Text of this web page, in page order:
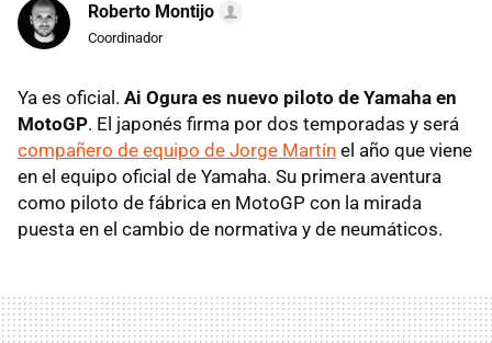
Roberto Montijo
Coordinador
Ya es oficial. Ai Ogura es nuevo piloto de Yamaha en
MotoGP. El japonés firma por dos temporadas y será
compañero de equipo de Jorge Martín el año que viene
en el equipo oficial de Yamaha. Su primera aventura
como piloto de fábrica en MotoGP con la mirada
puesta en el cambio de normativa y de neumáticos.